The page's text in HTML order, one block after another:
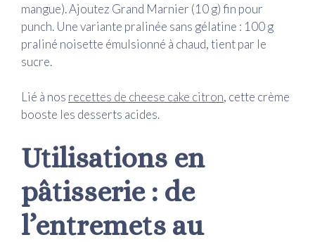
mangue). Ajoutez Grand Marnier (10 g) fin pour
punch. Une variante pralinée sans gélatine : 100 g
praliné noisette émulsionné à chaud, tient par le
sucre.
Lié à nos recettes de cheese cake citron, cette crème
booste les desserts acides.
Utilisations en
pâtisserie : de
l’entremets au